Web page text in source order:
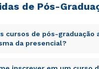
de Pós-
cursos de pós-graduação
da presencial?
unde omnis iste natus error